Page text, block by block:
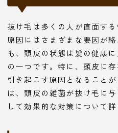
抜け毛は多くの人が直面す
原因にはさまざまな要因が
も、頭皮の状態は髪の健康
の一つです。特に、頭皮に
引き起こす原因となること
は、頭皮の雑菌が抜け毛に
して効果的な対策について詳